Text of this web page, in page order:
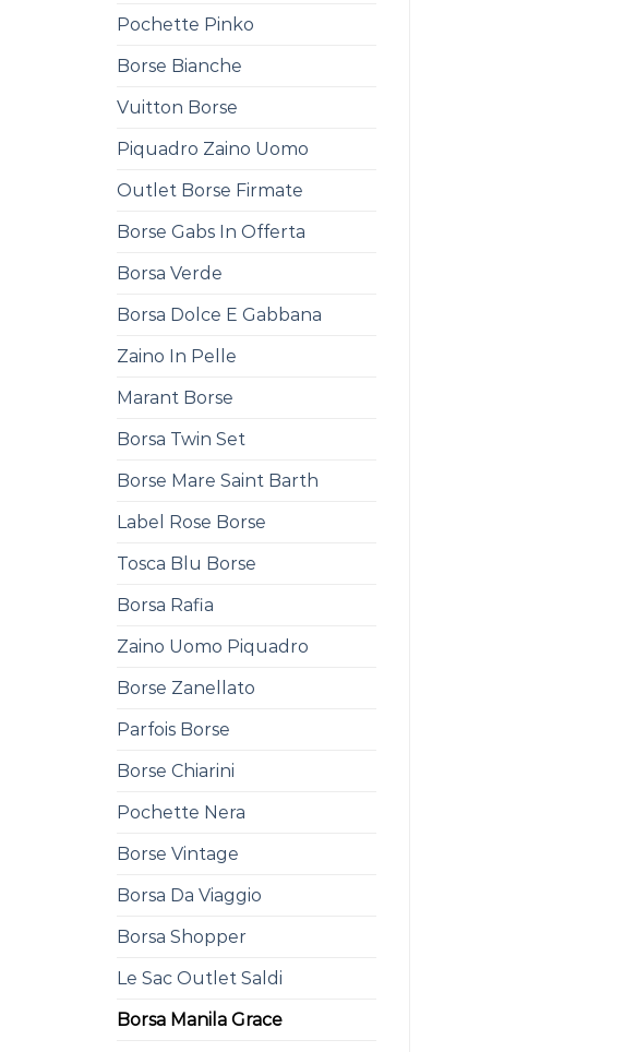
Pochette Pinko
Borse Bianche
Vuitton Borse
Piquadro Zaino Uomo
Outlet Borse Firmate
Borse Gabs In Offerta
Borsa Verde
Borsa Dolce E Gabbana
Zaino In Pelle
Marant Borse
Borsa Twin Set
Borse Mare Saint Barth
Label Rose Borse
Tosca Blu Borse
Borsa Rafia
Zaino Uomo Piquadro
Borse Zanellato
Parfois Borse
Borse Chiarini
Pochette Nera
Borse Vintage
Borsa Da Viaggio
Borsa Shopper
Le Sac Outlet Saldi
Borsa Manila Grace